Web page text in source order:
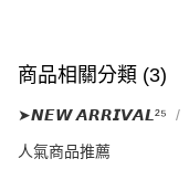
商品相關分類 (3)
➤𝙉𝙀𝙒 𝘼𝙍𝙍𝙄𝙑𝘼𝙇²⁵
人氣商品推薦